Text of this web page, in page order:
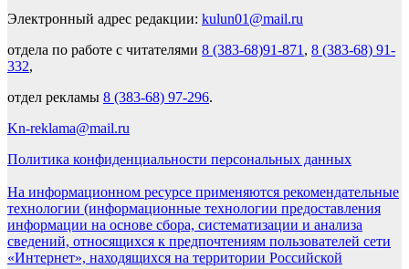
Электронный адрес редакции: kulun01@mail.ru
отдела по работе с читателями 8 (383-68)91-871 , 8 (383-68) 91-
332,
отдел рекламы 8 (383-68) 97-296.
Kn-reklama@mail.ru
Политика конфиденциальности персональных данных
На информационном ресурсе применяются рекомендательные
технологии (информационные технологии предоставления
информации на основе сбора, систематизации и анализа
сведений, относящихся к предпочтениям пользователей сети
«Интернет», находящихся на территории Российской